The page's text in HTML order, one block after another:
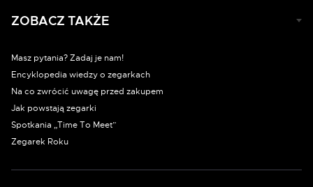
ZOBACZ TAKŻE
Masz pytania? Zadaj je nam!
Encyklopedia wiedzy o zegarkach
Na co zwrócić uwagę przed zakupem
Jak powstają zegarki
Spotkania „Time To Meet”
Zegarek Roku